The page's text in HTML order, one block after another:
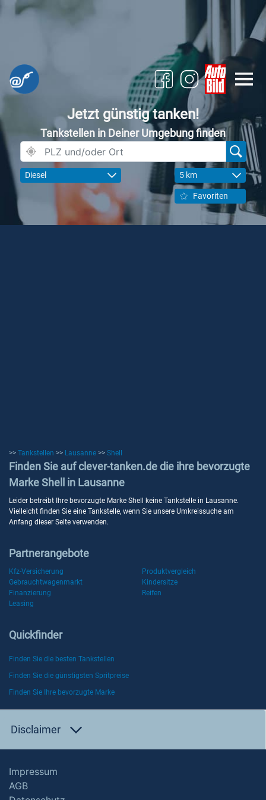
Jetzt günstig tanken!
Tankstellen in Deiner Umgebung finden
Diesel 5 km
Favoriten
>> Tankstellen >> Lausanne >> Shell
Finden Sie auf clever-tanken.de die ihre bevorzugte
Marke Shell in Lausanne
Leider betreibt Ihre bevorzugte Marke Shell keine Tankstelle in Lausanne.
Vielleicht finden Sie eine Tankstelle, wenn Sie unsere Umkreissuche am
Anfang dieser Seite verwenden.
Partnerangebote
Kfz-Versicherung
Produktvergleich
Gebrauchtwagenmarkt
Kindersitze
Finanzierung
Reifen
Leasing
Quickfinder
Finden Sie die besten Tankstellen
Finden Sie die günstigsten Spritpreise
Finden Sie Ihre bevorzugte Marke
Disclaimer
Impressum
AGB